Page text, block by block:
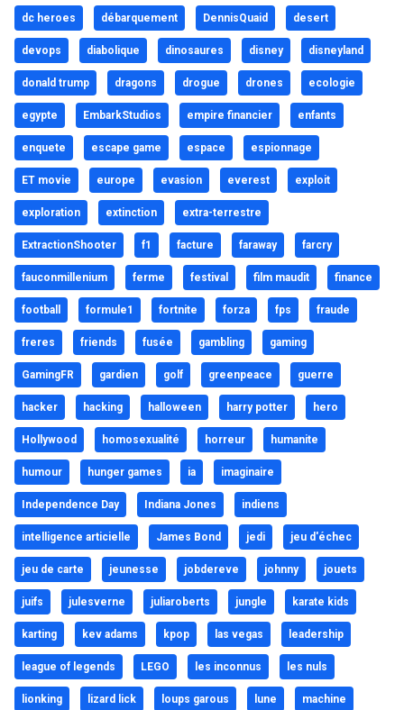
dc heroes débarquement DennisQuaid desert
devops diabolique dinosaures disney disneyland
donald trump dragons drogue drones ecologie
egypte EmbarkStudios empire financier enfants
enquete escape game espace espionnage
ET movie europe evasion everest exploit
exploration extinction extra-terrestre
ExtractionShooter f1 facture faraway farcry
fauconmillenium ferme festival film maudit finance
football formule1 fortnite forza fps fraude
freres friends fusée gambling gaming
GamingFR gardien golf greenpeace guerre
hacker hacking halloween harry potter hero
Hollywood homosexualité horreur humanite
humour hunger games ia imaginaire
Independence Day Indiana Jones indiens
intelligence articielle James Bond jedi jeu d'échec
jeu de carte jeunesse jobdereve johnny jouets
juifs julesverne juliaroberts jungle karate kids
karting kev adams kpop las vegas leadership
league of legends LEGO les inconnus les nuls
lionking lizard lick loups garous lune machine